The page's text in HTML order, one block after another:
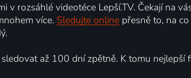
rozsáhlé videotéce Lepší.TV. Čekají na
více. Sledujte onlinepřesně to, na
až 100 dní zpětně. K tomu nejlepší